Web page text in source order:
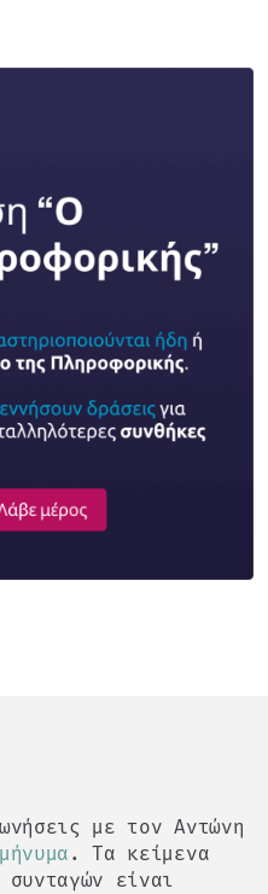
με τον Αντώνη
. Τα κείμενα
είναι